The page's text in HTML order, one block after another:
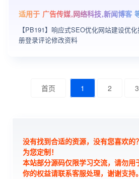
适用于 广告传媒,网络科技,新闻博客
【PB191】响应式SEO优化网站建设优
册登录评论修改资料
首页 1 2 3
没有找到合适的资源，没有您喜欢的
为您定制！
本站部分源码仅限学习交流，请勿用
你的权益请联系客服处理，谢谢支持。